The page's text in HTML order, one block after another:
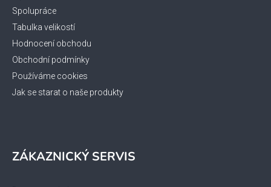
Spolupráce
Tabulka velikostí
Hodnocení obchodu
Obchodní podmínky
Používáme cookies
Jak se starat o naše produkty
ZÁKAZNICKÝ SERVIS